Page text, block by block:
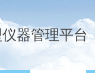
器管理平台